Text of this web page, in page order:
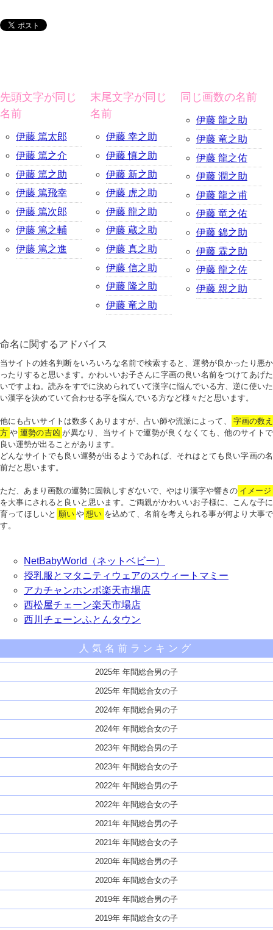
先頭文字が同じ
名前
伊藤 篤太郎
伊藤 篤之介
伊藤 篤之助
伊藤 篤飛幸
伊藤 篤次郎
伊藤 篤之輔
伊藤 篤之進
末尾文字が同じ
名前
伊藤 幸之助
伊藤 慎之助
伊藤 新之助
伊藤 虎之助
伊藤 龍之助
伊藤 蔵之助
伊藤 真之助
伊藤 信之助
伊藤 隆之助
伊藤 竜之助
同じ画数の名前
伊藤 龍之助
伊藤 竜之助
伊藤 龍之佑
伊藤 潤之助
伊藤 龍之甫
伊藤 竜之佑
伊藤 錦之助
伊藤 霖之助
伊藤 龍之佐
伊藤 親之助
命名に関するアドバイス
当サイトの姓名判断をいろいろな名前で検索すると、運勢が良かったり悪か
ったりすると思います。かわいいお子さんに字画の良い名前をつけてあげた
いですよね。読みをすでに決められていて漢字に悩んでいる方、逆に使いた
い漢字を決めていて合わせる字を悩んでいる方など様々だと思います。
他にも占いサイトは数多くありますが、占い師や流派によって、
字画の数え
方 や 運勢の吉凶 が異なり、当サイトで運勢が良くなくても、他のサイトで
良い運勢が出ることがあります。
どんなサイトでも良い運勢が出るようであれば、それはとても良い字画の名
前だと思います。
ただ、あまり画数の運勢に固執しすぎないで、やはり漢字や響きの イメージ
を大事にされると良いと思います。ご両親がかわいいお子様に、こんな子に
育ってほしいと 願い や 想い を込めて、名前を考えられる事が何より大事で
す。
NetBabyWorld（ネットベビー）
授乳服とマタニティウェアのスウィートマミー
アカチャンホンポ楽天市場店
西松屋チェーン楽天市場店
西川チェーンふとんタウン
人気名前ランキング
2025年 年間総合男の子
2025年 年間総合女の子
2024年 年間総合男の子
2024年 年間総合女の子
2023年 年間総合男の子
2023年 年間総合女の子
2022年 年間総合男の子
2022年 年間総合女の子
2021年 年間総合男の子
2021年 年間総合女の子
2020年 年間総合男の子
2020年 年間総合女の子
2019年 年間総合男の子
2019年 年間総合女の子